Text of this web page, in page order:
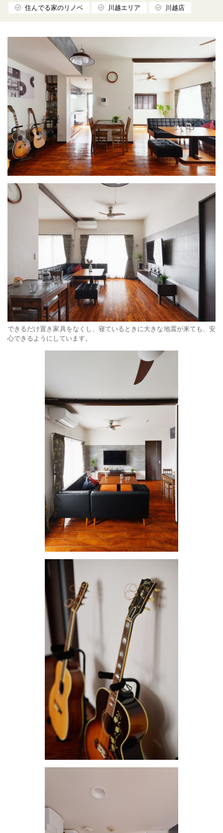
住んでる家のリノベ
川越エリア 川越店
できるだけ置き家具をなくし、寝ているときに大きな地震が来ても、安
心できるようにしています。